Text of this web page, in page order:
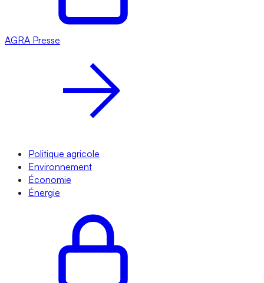
AGRA Presse
Politique agricole
Environnement
Économie
Énergie